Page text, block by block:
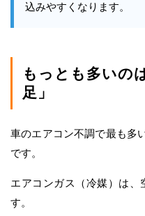
込みやすくなります。
もっとも多いの
足」
車のエアコン不調で最も多
です。
エアコンガス（冷媒）は
す。